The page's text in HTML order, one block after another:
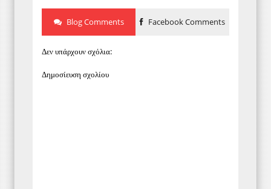
Blog Comments Facebook Comments
Δεν υπάρχουν σχόλια:
Δημοσίευση σχολίου